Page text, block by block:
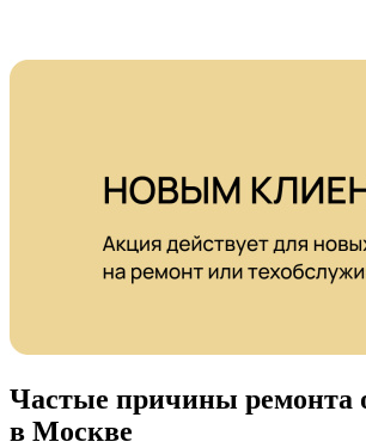
Частые причины ремонта
в Москве